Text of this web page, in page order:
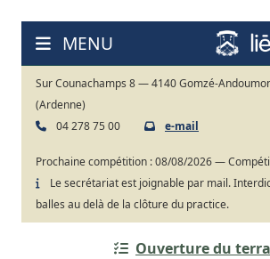
contenu
MENU
Sur Counachamps 8 — 4140 Gomzé-
(Ardenne)
04 278 75 00
e-mail
Prochaine compétition :08/08/2026 —
Le secrétariat est joignable par mail.
balles au delà de la clôture du practice.
Ouverture du